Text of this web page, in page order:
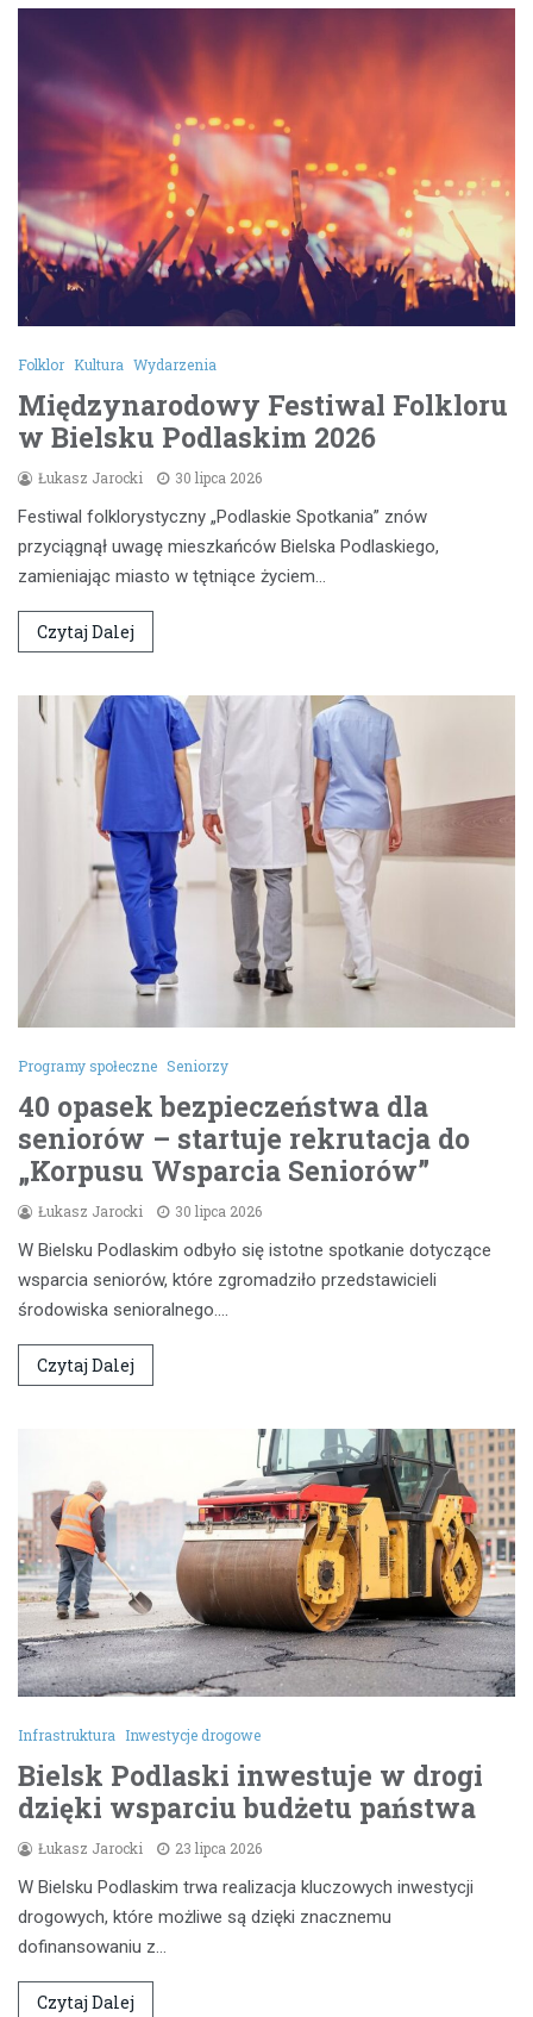
Folklor Kultura Wydarzenia
Międzynarodowy Festiwal Folkloru
w Bielsku Podlaskim 2026
Łukasz Jarocki 30 lipca 2026
Festiwal folklorystyczny „Podlaskie Spotkania” znów
przyciągnął uwagę mieszkańców Bielska Podlaskiego,
zamieniając miasto w tętniące życiem…
Czytaj Dalej
Programy społeczne Seniorzy
40 opasek bezpieczeństwa dla
seniorów – startuje rekrutacja do
„Korpusu Wsparcia Seniorów”
Łukasz Jarocki 30 lipca 2026
W Bielsku Podlaskim odbyło się istotne spotkanie dotyczące
wsparcia seniorów, które zgromadziło przedstawicieli
środowiska senioralnego.…
Czytaj Dalej
Infrastruktura Inwestycje drogowe
Bielsk Podlaski inwestuje w drogi
dzięki wsparciu budżetu państwa
Łukasz Jarocki 23 lipca 2026
W Bielsku Podlaskim trwa realizacja kluczowych inwestycji
drogowych, które możliwe są dzięki znacznemu
dofinansowaniu z…
Czytaj Dalej